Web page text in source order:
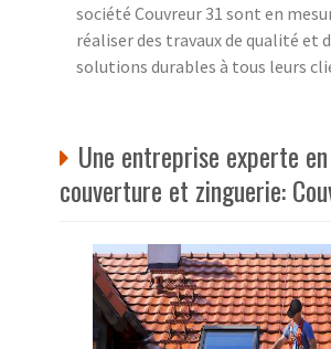
société Couvreur 31 sont en
réaliser des travaux de qualité et
solutions durables à tous leurs
Une entreprise experte en
couverture et zinguerie: